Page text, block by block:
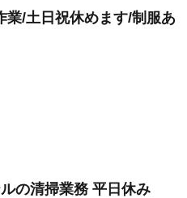
業/土日祝休めます/制服あ
の清掃業務 平日休み